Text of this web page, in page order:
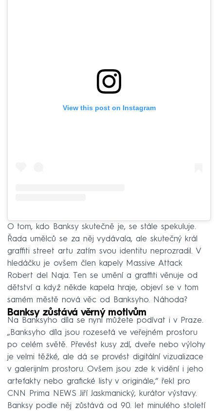
View this post on Instagram
O tom, kdo Banksy skutečně je, se stále spekuluje.
Řada umělců se za něj vydávala, ale skutečný král
graffiti street artu zatím svou identitu neprozradil. V
hledáčku je ovšem člen kapely Massive Attack
Robert del Naja. Ten se umění a graffiti věnuje od
dětství a když někde kapela hraje, objeví se v tom
samém městě nová věc od Banksyho. Náhoda?
Banksy zůstává věrný motivům
Na Banksyho díla se nyní můžete podívat i v Praze.
„Banksyho díla jsou rozesetá ve veřejném prostoru
po celém světě. Převést kusy zdí, dveře nebo výlohy
je velmi těžké, ale dá se provést digitální vizualizace
v galerijním prostoru. Ovšem jsou zde k vidění i jeho
artefakty nebo grafické listy v originále,“ řekl pro
CNN Prima NEWS Jiří Jaskmanický, kurátor výstavy.
Banksy podle něj zůstává od 90. let minulého století